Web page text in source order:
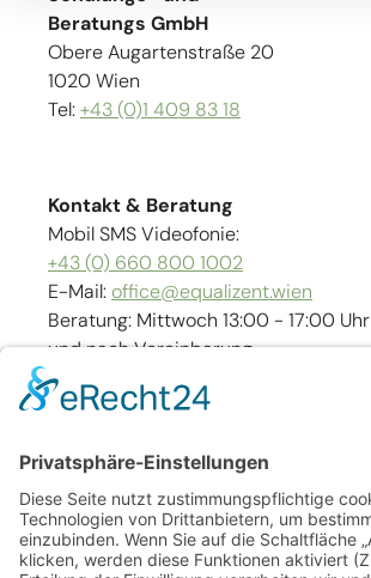
Beratungs GmbH
Obere Augartenstraße 20
1020 Wien
Tel:+43 (0)1 409 83 18
Kontakt & Beratung
Mobil SMS Videofonie:
+43 (0) 660 800 1002
E-Mail:office@equalizent.wien
Beratung: Mittwoch 13:00 - 17:00 Uhr
und nach Vereinbarung
Kontakt
Impressum
Barrierefreiheit
Sitemap